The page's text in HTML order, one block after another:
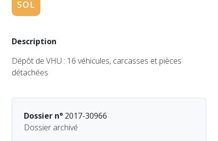
SOL
Description
Dépôt de VHU : 16 véhicules, carcasses et pièces
détachées
Dossier n° 2017-30966
Dossier archivé